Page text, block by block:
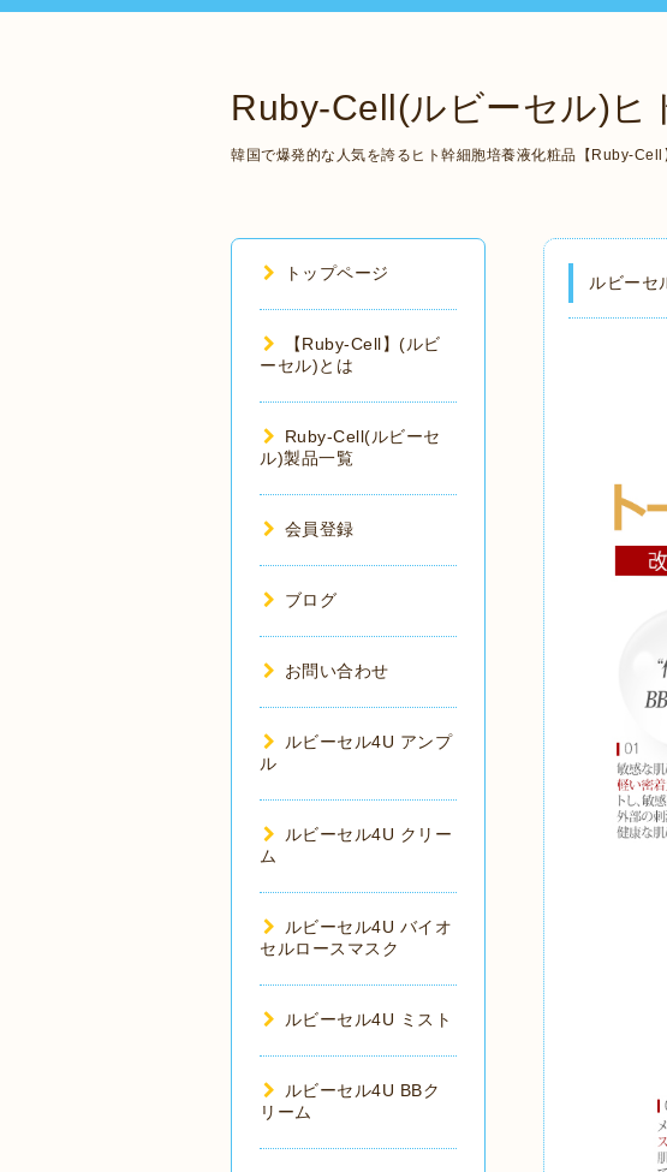
Ruby-Cell(ルビーセル)ヒ
韓国で爆発的な人気を誇るヒト幹細胞培養液化粧品【Ruby-Cell
ルビーセ
トップページ
【Ruby-Cell】(ルビ
ーセル)とは
Ruby-Cell(ルビーセ
ル)製品一覧
会員登録
ブログ
お問い合わせ
ルビーセル4U アンプ
ル
ルビーセル4U クリー
ム
ルビーセル4U バイオ
セルロースマスク
ルビーセル4U ミスト
ルビーセル4U BBク
リーム